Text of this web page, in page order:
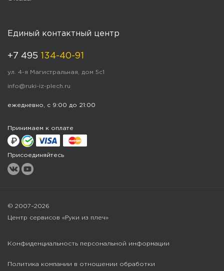
Единый контактный центр
+7 495 134-40-91
ул. 4-я Магистральная, дом 5с1
info@ruki-iz-plech.ru
ежедневно, с 9:00 до 21:00
Принимаем к оплате
Присоединяйтесь
© 2007–2026
Центр сервисов «Руки из плеч»
Конфиденциальность персональной информации
Политика компании в отношении обработки